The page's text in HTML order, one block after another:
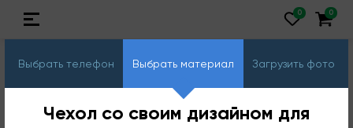
Выбрать телефон Выбрать материал Загрузить фото
Чехол со своим дизайном для